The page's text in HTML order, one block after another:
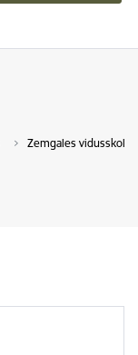
Zemgales vidusskola